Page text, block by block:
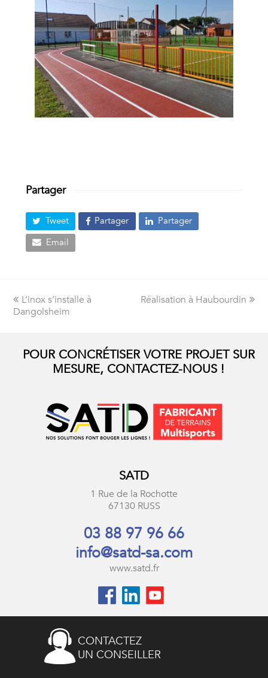
Partager
Tweet Partager
Partager
Email
Onglet
précédent:
L’inox s’installe à
Dangolsheim
next
Réalisation à Haubourdin
POUR CONCRÉTISER VOTRE PROJET SUR
MESURE, CONTACTEZ-NOUS !
SATD
1 Rue de la Rochotte
67130 RUSS
03 88 97 96 66
info@satd-sa.com
www.satd.fr
CONTACTEZ
UN CONSEILLER